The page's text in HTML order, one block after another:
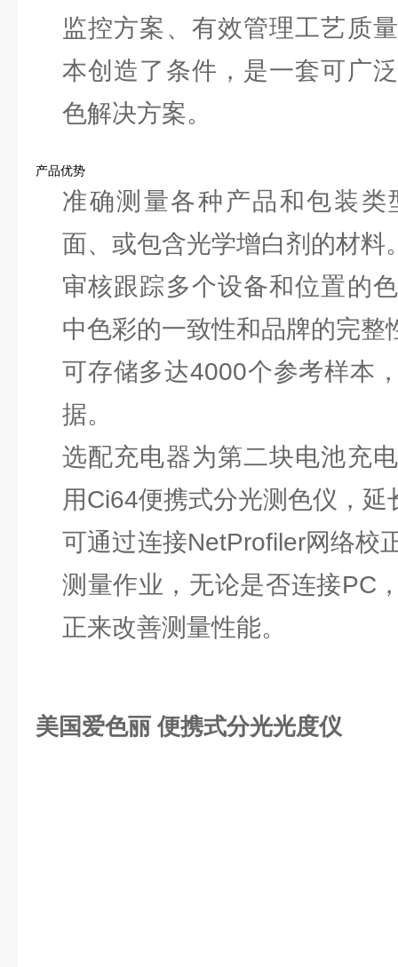
监控方案、有效管理工艺质
本创造了条件，是一套可广
色解决方案。
产品优势
准确测量各种产品和包装
面、或包含光学增白剂的材料
审核跟踪多个设备和位置的
中色彩的一致性和品牌的完整
可存储多达4000个参考样本
据。
选配充电器为第二块电池充
用Ci64便携式分光测色仪，延
可通过连接NetProfiler网络校
测量作业，无论是否连接PC
正来改善测量性能。
美国爱色丽 便携式分光光度仪